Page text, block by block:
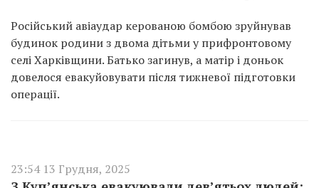
Російський авіаудар керованою бомбою зруйнував
будинок родини з двома дітьми у прифронтовому
селі Харківщини. Батько загинув, а матір і доньок
довелося евакуйовувати після тижневої підготовки
операції.
23:54 13 Грудня, 2025